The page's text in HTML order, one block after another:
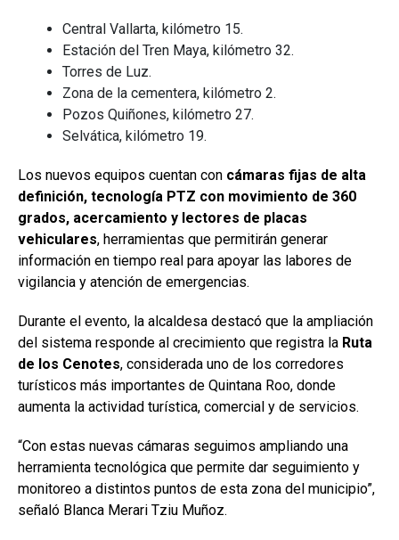
Central Vallarta, kilómetro 15.
Estación del Tren Maya, kilómetro 32.
Torres de Luz.
Zona de la cementera, kilómetro 2.
Pozos Quiñones, kilómetro 27.
Selvática, kilómetro 19.
Los nuevos equipos cuentan con cámaras fijas de alta
definición, tecnología PTZ con movimiento de 360
grados, acercamiento y lectores de placas
vehiculares, herramientas que permitirán generar
información en tiempo real para apoyar las labores de
vigilancia y atención de emergencias.
Durante el evento, la alcaldesa destacó que la ampliación
del sistema responde al crecimiento que registra la Ruta
de los Cenotes, considerada uno de los corredores
turísticos más importantes de Quintana Roo, donde
aumenta la actividad turística, comercial y de servicios.
“Con estas nuevas cámaras seguimos ampliando una
herramienta tecnológica que permite dar seguimiento y
monitoreo a distintos puntos de esta zona del municipio”,
señaló Blanca Merari Tziu Muñoz.